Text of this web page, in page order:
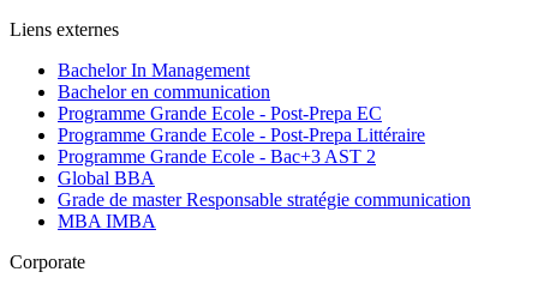
Liens externes
Bachelor In Management
Bachelor en communication
Programme Grande Ecole - Post-Prepa EC
Programme Grande Ecole - Post-Prepa Littéraire
Programme Grande Ecole - Bac+3 AST 2
Global BBA
Grade de master Responsable stratégie communication
MBA IMBA
Corporate